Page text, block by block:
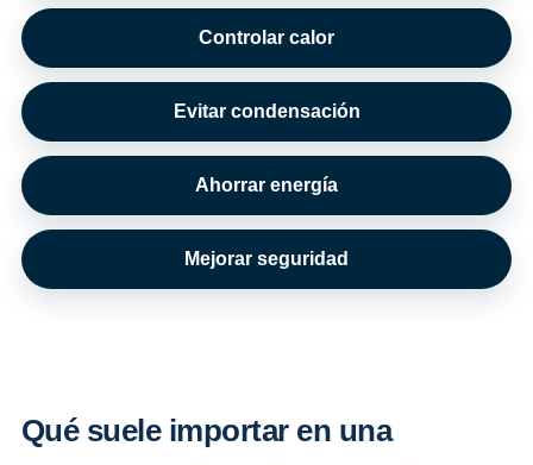
Controlar calor
Evitar condensación
Ahorrar energía
Mejorar seguridad
Qué suele importar en una